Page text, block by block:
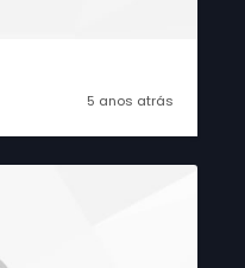
5 anos atrás